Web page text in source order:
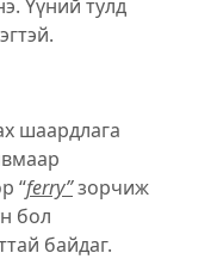
Үүний тулд
шаардлага
“ferry”зорчиж
бол
байдаг.